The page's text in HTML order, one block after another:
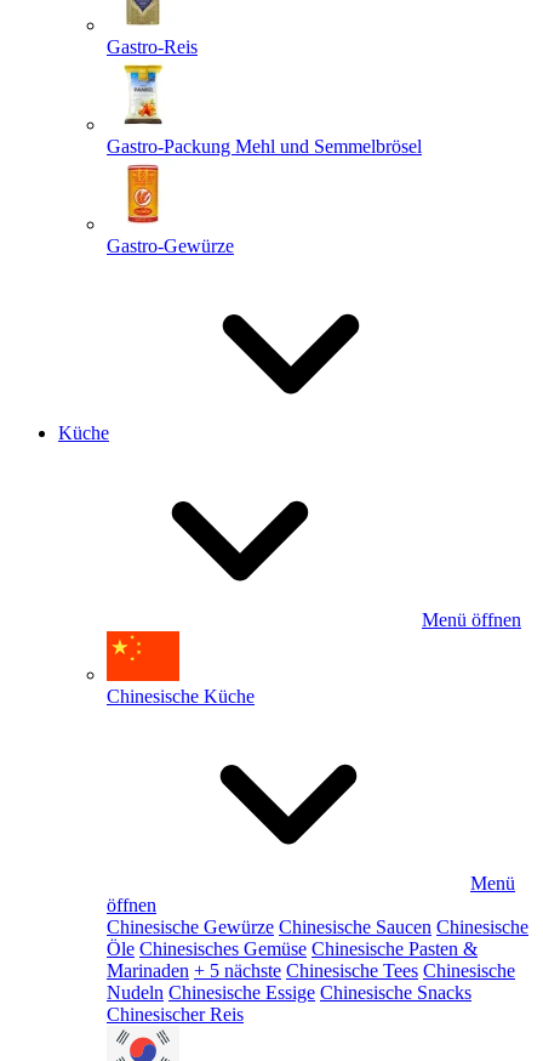
Gastro-Reis
Gastro-Packung Mehl und Semmelbrösel
Gastro-Gewürze
Küche
Menü öffnen
Chinesische Küche
Menü
öffnen
Chinesische Gewürze Chinesische Saucen Chinesische
Öle Chinesisches Gemüse Chinesische Pasten &
Marinaden + 5 nächste Chinesische Tees Chinesische
Nudeln Chinesische Essige Chinesische Snacks
Chinesischer Reis